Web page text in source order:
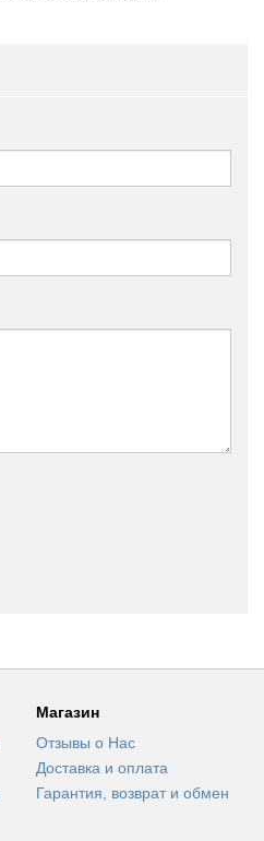
Магазин
Отзывы о Нас
Доставка и оплата
Гарантия, возврат и обмен